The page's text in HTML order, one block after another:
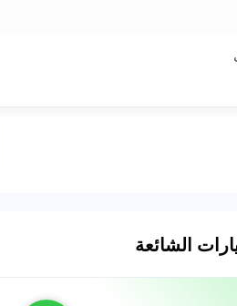
الشائعة